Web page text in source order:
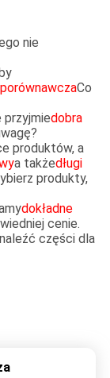
nie
Co
przyjmiedobra
produktów, a
a takżedługi
produkty,
dokładne
cenie.
części dla